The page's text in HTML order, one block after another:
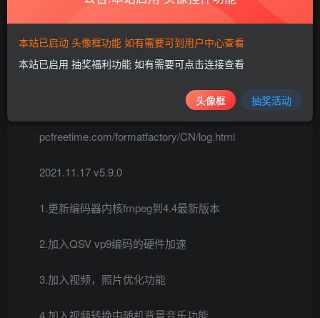
辑、去除水印、下载视频等。
软件截图
pcfreetime.com/formatfactory/CN/log.html
2021.11.17 v5.9.0
1.更新编码器内核fmpeg到4.4最新版本
2.加入QSV vp9编码的硬件加速
3.加入视频，照片优化功能
4.加入视频转换中随机背景音乐功能
本站已启动 头像框功能 如有需要可到用户中心查看
本站已启用 抽奖福利功能 如有需要可点击连接查看
头像框 抽奖活动